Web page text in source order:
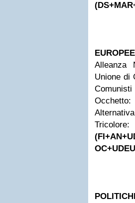
Alleanza
Unione di